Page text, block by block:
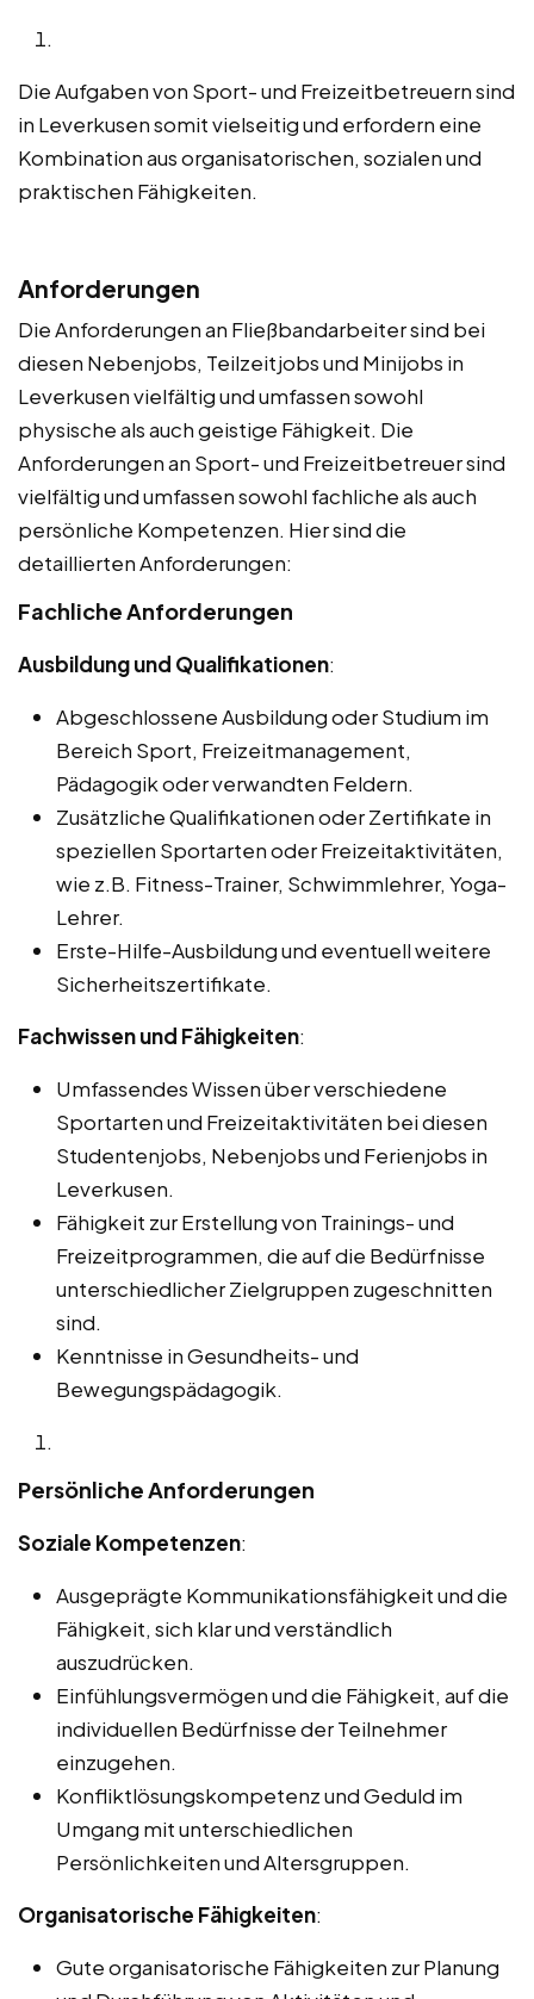
Die Aufgaben von Sport- und Freizeitbetreuern sind
in Leverkusen somit vielseitig und erfordern eine
Kombination aus organisatorischen, sozialen und
praktischen Fähigkeiten.
Anforderungen
Die Anforderungen an Fließbandarbeiter sind bei
diesen Nebenjobs, Teilzeitjobs und Minijobs in
Leverkusen vielfältig und umfassen sowohl
physische als auch geistige Fähigkeit. Die
Anforderungen an Sport- und Freizeitbetreuer sind
vielfältig und umfassen sowohl fachliche als auch
persönliche Kompetenzen. Hier sind die
detaillierten Anforderungen:
Fachliche Anforderungen
Ausbildung und Qualifikationen:
Abgeschlossene Ausbildung oder Studium im
Bereich Sport, Freizeitmanagement,
Pädagogik oder verwandten Feldern.
Zusätzliche Qualifikationen oder Zertifikate in
speziellen Sportarten oder Freizeitaktivitäten,
wie z.B. Fitness-Trainer, Schwimmlehrer, Yoga-
Lehrer.
Erste-Hilfe-Ausbildung und eventuell weitere
Sicherheitszertifikate.
Fachwissen und Fähigkeiten:
Umfassendes Wissen über verschiedene
Sportarten und Freizeitaktivitäten bei diesen
Studentenjobs, Nebenjobs und Ferienjobs in
Leverkusen.
Fähigkeit zur Erstellung von Trainings- und
Freizeitprogrammen, die auf die Bedürfnisse
unterschiedlicher Zielgruppen zugeschnitten
sind.
Kenntnisse in Gesundheits- und
Bewegungspädagogik.
Persönliche Anforderungen
Soziale Kompetenzen:
Ausgeprägte Kommunikationsfähigkeit und die
Fähigkeit, sich klar und verständlich
auszudrücken.
Einfühlungsvermögen und die Fähigkeit, auf die
individuellen Bedürfnisse der Teilnehmer
einzugehen.
Konfliktlösungskompetenz und Geduld im
Umgang mit unterschiedlichen
Persönlichkeiten und Altersgruppen.
Organisatorische Fähigkeiten:
Gute organisatorische Fähigkeiten zur Planung